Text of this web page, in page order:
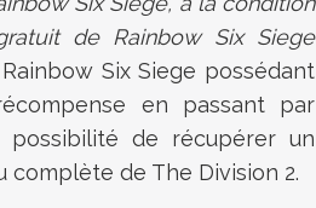
de Rainbow Six Siege
Six Siege possédant
en passant par
de récupérer un
complète de The Division 2.